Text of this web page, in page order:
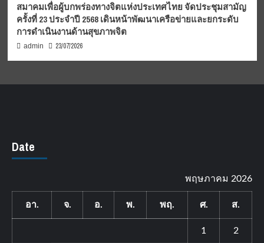
สมาคมเพื่อผู้บกพร่องทางจิตแห่งประเทศไทย จัดประชุมสามัญ
ครั้งที่ 23 ประจำปี 2568 เดินหน้าพัฒนาเครือข่ายและยกระดับ
การดำเนินงานด้านสุขภาพจิต
admin 23/07/2026
Date
พฤษภาคม 2026
อา. จ. อ. พ. พฤ. ศ. ส.
1 2